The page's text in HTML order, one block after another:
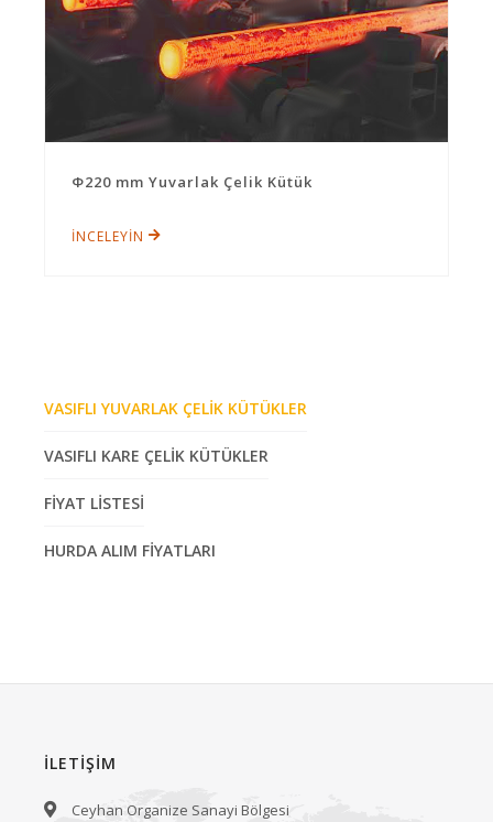
Φ220 mm Yuvarlak Çelik Kütük
İNCELEYİN
VASIFLI YUVARLAK ÇELİK KÜTÜKLER
VASIFLI KARE ÇELİK KÜTÜKLER
FİYAT LİSTESİ
HURDA ALIM FİYATLARI
İLETİŞİM
Ceyhan Organize Sanayi Bölgesi